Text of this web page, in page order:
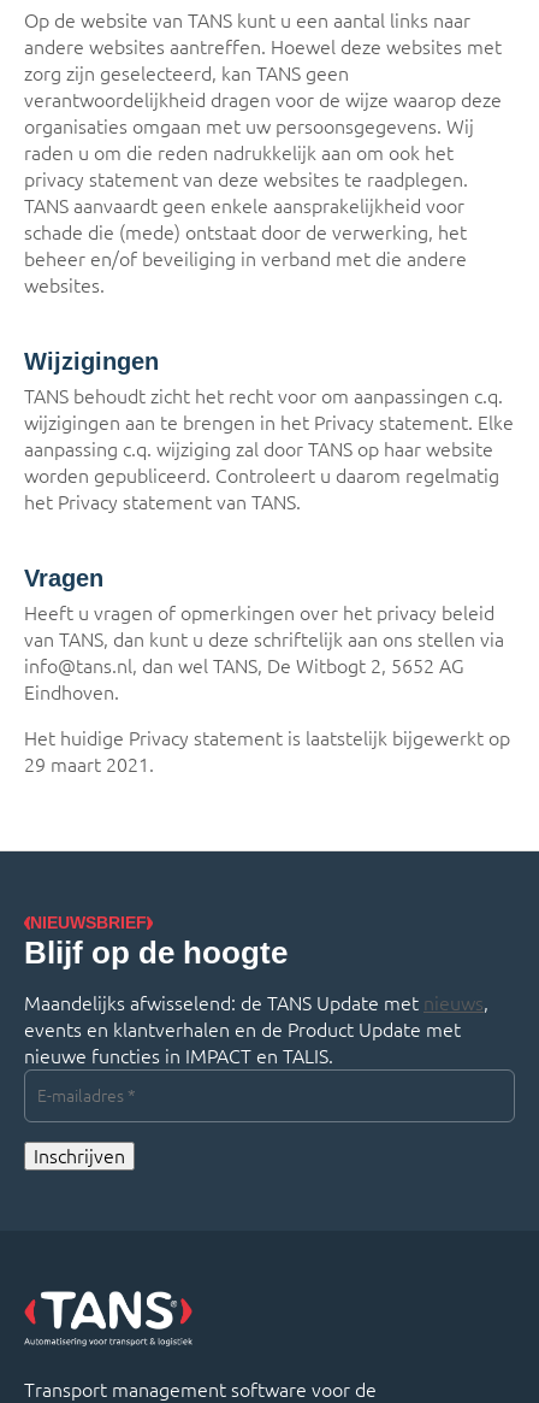
Op de website van TANS kunt u een aantal links naar
andere websites aantreffen. Hoewel deze websites met
zorg zijn geselecteerd, kan TANS geen
verantwoordelijkheid dragen voor de wijze waarop deze
organisaties omgaan met uw persoonsgegevens. Wij
raden u om die reden nadrukkelijk aan om ook het
privacy statement van deze websites te raadplegen.
TANS aanvaardt geen enkele aansprakelijkheid voor
schade die (mede) ontstaat door de verwerking, het
beheer en/of beveiliging in verband met die andere
websites.
Wijzigingen
TANS behoudt zicht het recht voor om aanpassingen c.q.
wijzigingen aan te brengen in het Privacy statement. Elke
aanpassing c.q. wijziging zal door TANS op haar website
worden gepubliceerd. Controleert u daarom regelmatig
het Privacy statement van TANS.
Vragen
Heeft u vragen of opmerkingen over het privacy beleid
van TANS, dan kunt u deze schriftelijk aan ons stellen via
info@tans.nl, dan wel TANS, De Witbogt 2, 5652 AG
Eindhoven.
Het huidige Privacy statement is laatstelijk bijgewerkt op
29 maart 2021.
NIEUWSBRIEF
Blijf op de hoogte
Maandelijks afwisselend: de TANS Update met nieuws,
events en klantverhalen en de Product Update met
nieuwe functies in IMPACT en TALIS.
E-
mailadres
Inschrijven
Transport management software voor de